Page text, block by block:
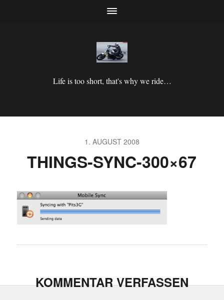
Life is too short, that's why we ride…
1. AUGUST 2008
THINGS-SYNC-300×67
KOMMENTAR VERFASSEN